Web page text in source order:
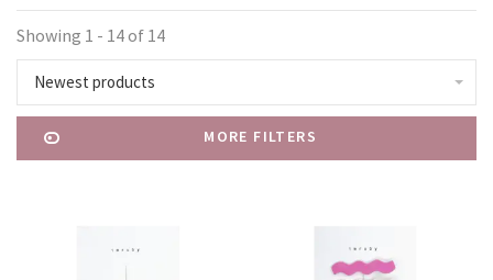
Showing 1 - 14 of 14
Newest products
MORE FILTERS